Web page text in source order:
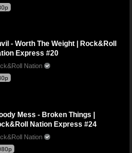
- Worth The Weight | Rock&Roll
Express #20
Nation
Mess - Broken Things |
Nation Express #24
Nation